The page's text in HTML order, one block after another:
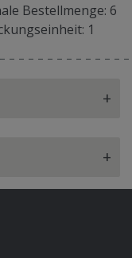
Bestellmenge: 6
1
+
+